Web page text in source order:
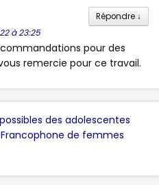
Répondre ↓
à 23:25
pour des
remercie pour ce travail.
des adolescentes
de femmes